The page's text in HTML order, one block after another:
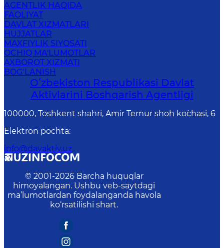
AGENTLIK HAQIDA
FAOLIYAT
DAVLAT XIZMATLARI
HUJJATLAR
MAXFIYLIK SIYOSATI
OCHIQ MA'LUMOTLAR
AXBOROT XIZMATI
BOG‘LANISH
Oʻzbekiston Respublikasi Davlat
Aktivlarini Boshqarish Agentligi
100000, Toshkent shahri, Amir Temur shoh ko`chasi, 6
Elektron pochta:
info@davaktiv.uz
© 2001-2026 Barcha huquqlar
himoyalangan. Ushbu veb-saytdagi
ma’lumotlardan foydalanganda havola
ko‘rsatilishi shart.